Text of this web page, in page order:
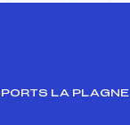
LA PLAGNE